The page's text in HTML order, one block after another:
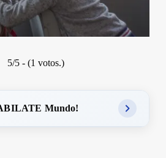
5/5 - (1 votos.)
Mundo!